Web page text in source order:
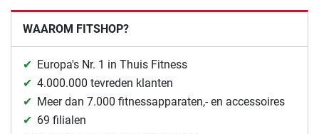
WAAROM FITSHOP?
Europa's Nr. 1 in Thuis Fitness
4.000.000 tevreden klanten
Meer dan 7.000 fitnessapparaten,- en accessoires
69 filialen